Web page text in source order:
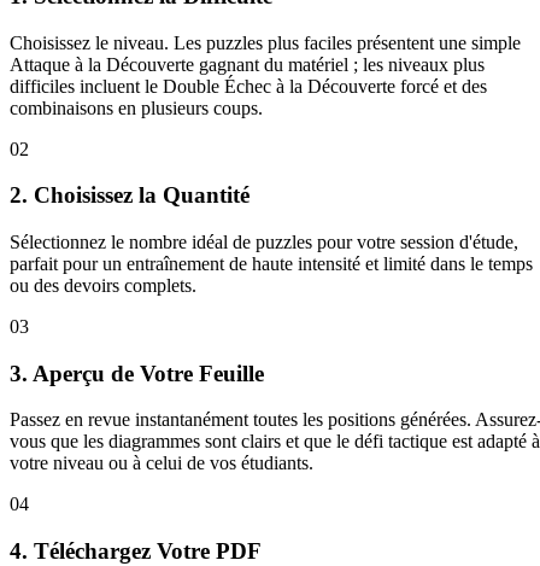
Choisissez le niveau. Les puzzles plus faciles présentent une simple
Attaque à la Découverte gagnant du matériel ; les niveaux plus
difficiles incluent le Double Échec à la Découverte forcé et des
combinaisons en plusieurs coups.
02
2. Choisissez la Quantité
Sélectionnez le nombre idéal de puzzles pour votre session d'étude,
parfait pour un entraînement de haute intensité et limité dans le temps
ou des devoirs complets.
03
3. Aperçu de Votre Feuille
Passez en revue instantanément toutes les positions générées.
vous que les diagrammes sont clairs et que le défi tactique est adapté à
votre niveau ou à celui de vos étudiants.
04
4. Téléchargez Votre PDF